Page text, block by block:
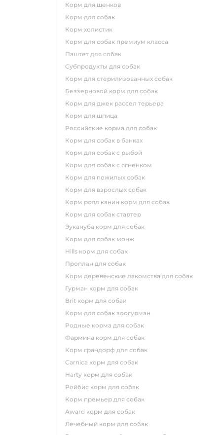
корм для щенков
корм для собак
корм холистик
корм для собак премиум класса
паштет для собак
субпродукты для собак
корм для стерилизованных собак
беззерновой корм для собак
корм для джек рассел терьера
корм для шпица
российские корма для собак
корм для собак в банках
корм для собак с рыбой
корм для собак с ягненком
корм для пожилых собак
корм для взрослых собак
корм роял канин корм для собак
корм для собак стартер
эукануба корм для собак
корм для собак монж
hills корм для собак
проплан для собак
корм деревенские лакомства для собак
гурман корм для собак
brit корм для собак
корм для собак зоогурман
родные корма для собак
фармина корм для собак
корм грандорф для собак
carnica корм для собак
harty корм для собак
ройбис корм для собак
корм премьер для собак
award корм для собак
лечебный корм для собак